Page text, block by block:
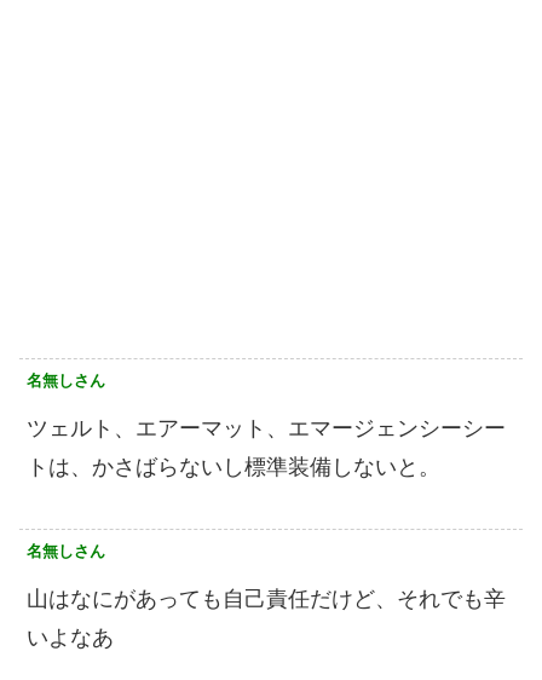
名無しさん
ツェルト、エアーマット、エマージェンシーシー
トは、かさばらないし標準装備しないと。
名無しさん
山はなにがあっても自己責任だけど、それでも辛
いよなあ